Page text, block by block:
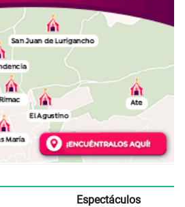
Espectáculos